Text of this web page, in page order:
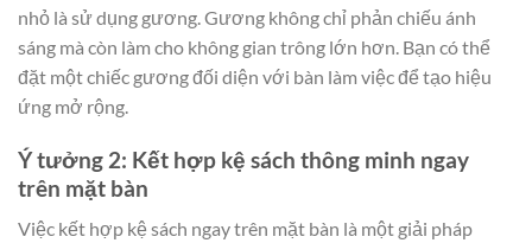
nhỏ là sử dụng gương. Gương không chỉ phản chiếu ánh
sáng mà còn làm cho không gian trông lớn hơn. Bạn có thể
đặt một chiếc gương đối diện với bàn làm việc để tạo hiệu
ứng mở rộng.
Ý tưởng 2: Kết hợp kệ sách thông minh ngay
trên mặt bàn
Việc kết hợp kệ sách ngay trên mặt bàn là một giải pháp